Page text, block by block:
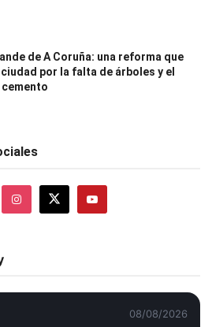
de A Coruña: una reforma que
por la falta de árboles y el
08/08/2026